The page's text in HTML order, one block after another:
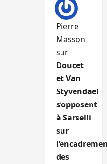
Pierre
Masson
sur
Doucet
et Van
Styvendael
s’opposent
à Sarselli
sur
des